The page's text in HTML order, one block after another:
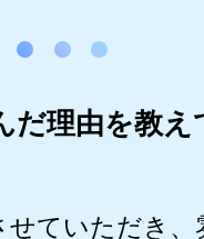
だ理由を教え
せていただき、